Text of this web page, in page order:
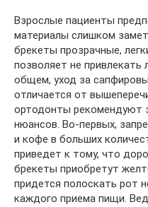
Взрослые пациенты
материалы слишком
брекеты прозрачные,
позволяет не привлекать
общем, уход за
отличается от
ортодонты рекомендуют
нюансов. Во-первых,
и кофе в больших
приведет к тому, что
брекеты приобретут
придется полоскать рот
каждого приема пищи.